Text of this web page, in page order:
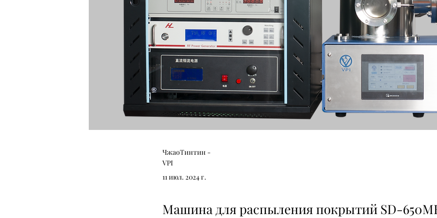
ЧжаоТинтин -
VPI
11 июл. 2024 г.
Машина для распыления покрытий SD-